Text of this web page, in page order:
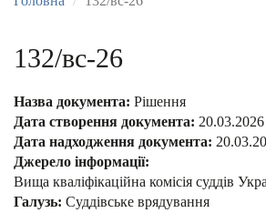
132/вс-26
Назва документа: Рішення
Дата створення документа: 20.03.2026
Дата надходження документа:
Джерело інформації:
Вища кваліфікаційна комісія суддів
Галузь: Суддівське врядування